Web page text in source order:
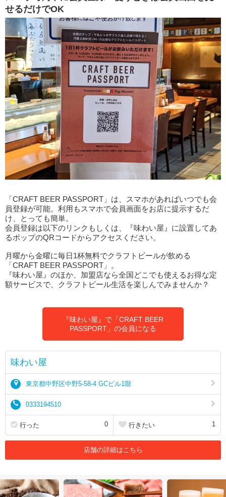
せるだけでOK
「CRAFT BEER PASSPORT」は、スマホがあればいつでも会
員登録が可能。利用もスマホで会員画面をお店に提示するだ
け、とっても簡単。
会員登録は以下のリンクもしくは、『味わい屋』に設置してあ
るポップのQRコードからアクセスください。
月曜から金曜に毎日1杯無料でクラフトビールが飲める
「CRAFT BEER PASSPORT」。
『味わい屋』のほか、加盟店なら全国どこでも使えるお得な定
額サービスで、クラフトビール生活を楽しんでみませんか？
『味わい屋』で「CRAFT BEER
PASSPORT」の会員になる
味わい屋
東京都中野区中野5-58-4 GCビル1階
0333194510
行った 0 行きたい 1
店舗の詳細はこちら